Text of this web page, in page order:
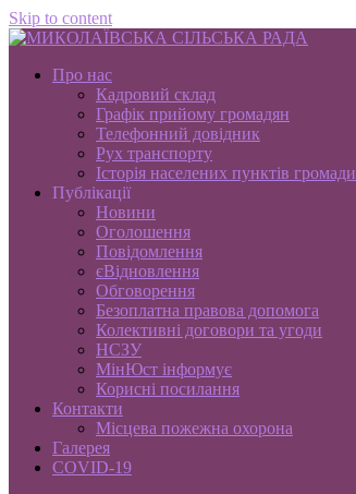
Skip to content
Про нас
Кадровий склад
Графік прийому громадян
Телефонний довідник
Рух транспорту
Історія населених пунктів громади
Публікації
Новини
Оголошення
Повідомлення
єВідновлення
Обговорення
Безоплатна правова допомога
Колективні договори та угоди
НСЗУ
МінЮст інформує
Корисні посилання
Контакти
Місцева пожежна охорона
Галерея
COVID-19